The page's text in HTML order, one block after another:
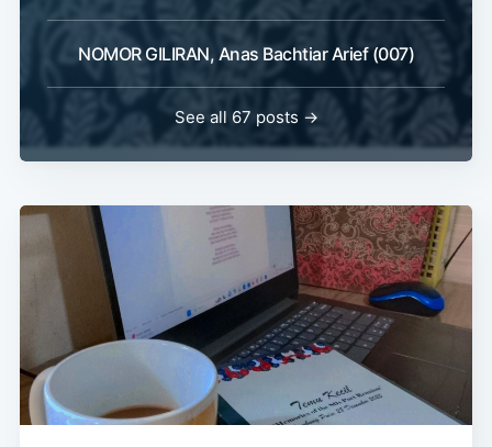
NOMOR GILIRAN, Anas Bachtiar Arief (007)
See all 67 posts →